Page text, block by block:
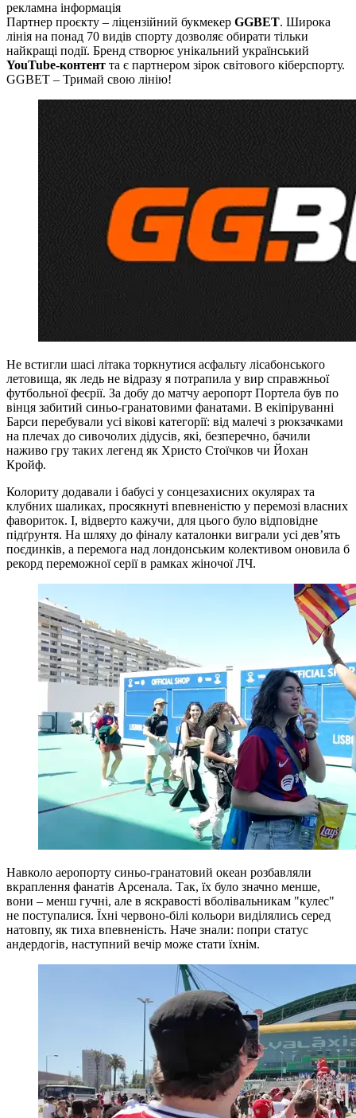
рекламна інформація
Партнер проєкту – ліцензійний букмекер GGBET. Широка
лінія на понад 70 видів спорту дозволяє обирати тільки
найкращі події. Бренд створює унікальний український
YouTube-контент та є партнером зірок світового кіберспорту.
GGBET – Тримай свою лінію!
Не встигли шасі літака торкнутися асфальту лісабонського
летовища, як ледь не відразу я потрапила у вир справжньої
футбольної феєрії. За добу до матчу аеропорт Портела був по
вінця забитий синьо-гранатовими фанатами. В екіпіруванні
Барси перебували усі вікові категорії: від малечі з рюкзачками
на плечах до сивочолих дідусів, які, безперечно, бачили
наживо гру таких легенд як Христо Стоїчков чи Йохан
Кройф.
Колориту додавали і бабусі у сонцезахисних окулярах та
клубних шаликах, просякнуті впевненістю у перемозі власних
фавориток. І, відверто кажучи, для цього було відповідне
підґрунтя. На шляху до фіналу каталонки виграли усі дев’ять
поєдинків, а перемога над лондонським колективом оновила б
рекорд переможної серії в рамках жіночої ЛЧ.
Навколо аеропорту синьо-гранатовий океан розбавляли
вкраплення фанатів Арсенала. Так, їх було значно менше,
вони – менш гучні, але в яскравості вболівальникам "кулес"
не поступалися. Їхні червоно-білі кольори виділялись серед
натовпу, як тиха впевненість. Наче знали: попри статус
андердогів, наступний вечір може стати їхнім.